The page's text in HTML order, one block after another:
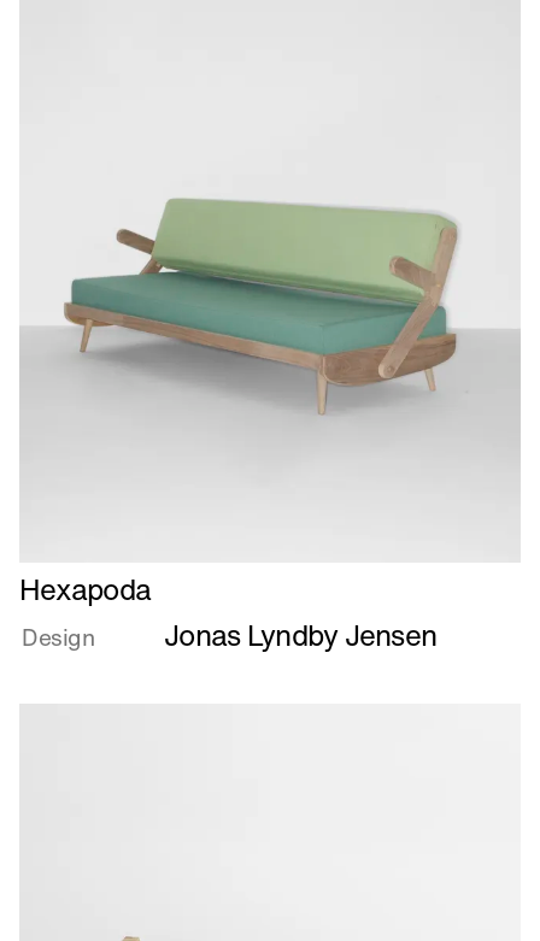
Læs
mere
om
Hexapoda
Design Jonas Lyndby Jensen